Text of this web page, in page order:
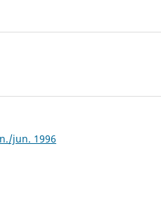
jun. 1996